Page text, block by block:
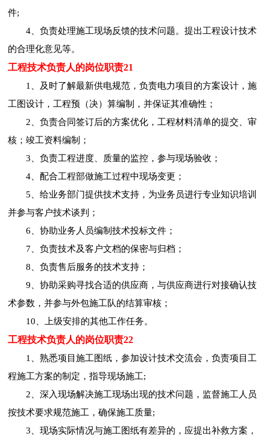
件;
4、负责处理施工现场反馈的技术问题。提出工程设计技术
的合理化意见等。
工程技术负责人的岗位职责21
1、及时了解最新供电规范，负责电力项目的方案设计，施
工图设计，工程预（决）算编制，并保证其准确性；
2、负责合同签订后的方案优化，工程材料清单的提交、审
核；竣工资料编制；
3、负责工程进度、质量的监控，参与现场验收；
4、配合工程部做施工过程中现场变更；
5、给业务部门提供技术支持，为业务员进行专业知识培训
并参与客户技术谈判；
6、协助业务人员编制技术投标文件；
7、负责技术及客户文档的保密与归档；
8、负责售后服务的技术支持；
9、协助采购寻找合适的供应商，与供应商进行对接确认技
术参数，并参与外包施工队的结算审核；
10、上级安排的其他工作任务。
工程技术负责人的岗位职责22
1、熟悉项目施工图纸，参加设计技术交流会，负责项目工
程施工方案的制定，指导现场施工;
2、深入现场解决施工现场出现的技术问题，监督施工人员
按技术要求规范施工，确保施工质量;
3、现场实际情况与施工图纸有差异的，应提出补救方案，